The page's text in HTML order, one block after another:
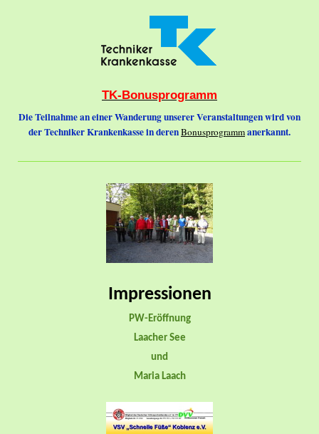
TK-Bonusprogramm
Die Teilnahme an einer Wanderung unserer Veranstaltungen wird von
der Techniker Krankenkasse in derenBonusprogrammanerkannt.
Impressionen
PW-Eröffnung
Laacher See
und
Maria Laach